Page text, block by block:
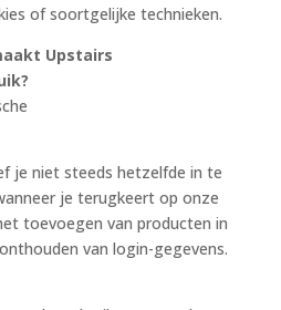
of soortgelijke technieken.
Upstairs
je niet steeds hetzelfde in te
je terugkeert op onze
toevoegen van producten in
van login-gegevens.